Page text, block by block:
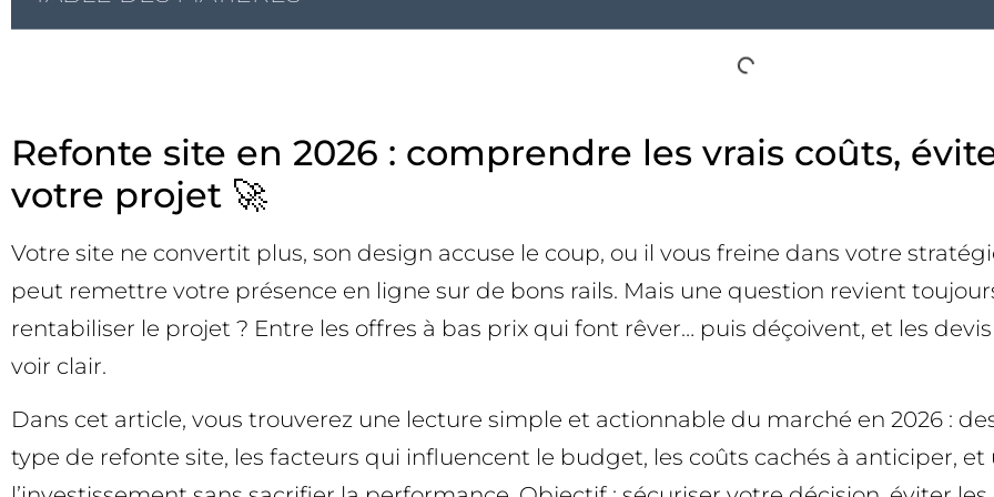
Refonte site en 2026 : comprendre les vrais coûts,
votre projet 🚀
Votre site ne convertit plus, son design accuse le coup, ou il vous freine dans votre
peut remettre votre présence en ligne sur de bons rails. Mais une question revient
rentabiliser le projet ? Entre les offres à bas prix qui font rêver… puis déçoivent, et les
voir clair.
Dans cet article, vous trouverez une lecture simple et actionnable du marché en 2026 :
type de refonte site, les facteurs qui influencent le budget, les coûts cachés à anticiper,